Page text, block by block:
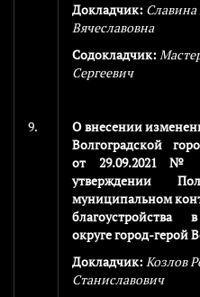
Докладчик: Славина
Вячеславовна
Содокладчик:
Сергеевич
9.
О внесении
Волгоградской
от 29.09.2021 №
утверждении
муниципальном
благоустройства
округе город-герой
Докладчик: Козлов
Станиславович